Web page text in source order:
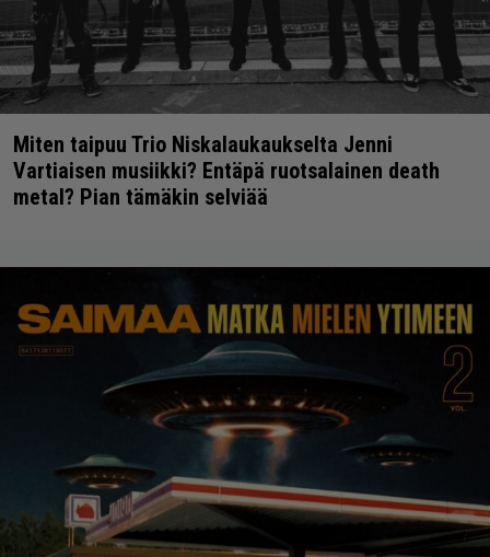
Miten taipuu Trio Niskalaukaukselta Jenni
Vartiaisen musiikki? Entäpä ruotsalainen death
metal? Pian tämäkin selviää